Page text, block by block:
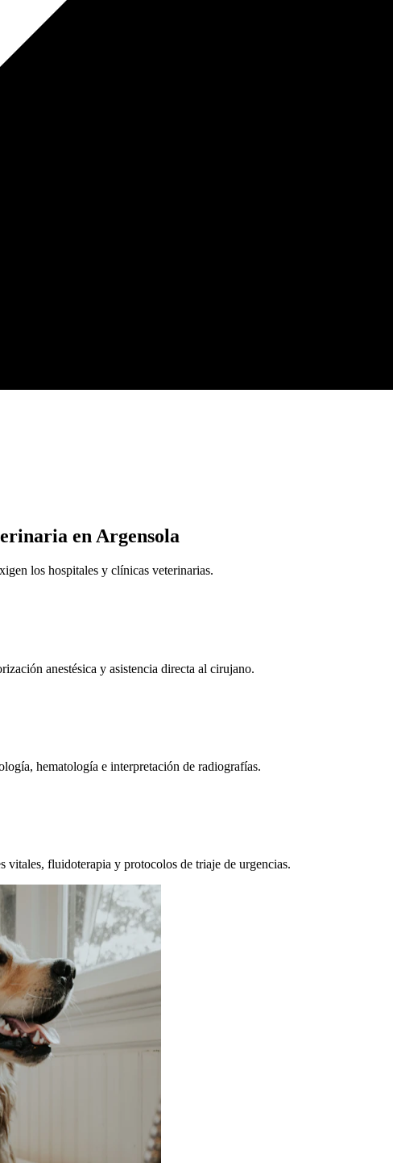
en Argensola
los hospitales y clínicas veterinarias.
anestésica y asistencia directa al cirujano.
hematología e interpretación de radiografías.
vitales, fluidoterapia y protocolos de triaje de urgencias.